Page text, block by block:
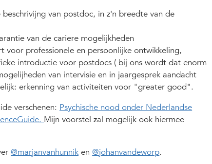
van postdoc, in z'n breedte van de
van de cariere mogelijkheden
voor professionele en persoonlijke ontwikkeling,
introductie voor postdocs ( bij ons wordt dat enorm
van intervisie en in jaargesprek aandacht
erkenning van activiteiten voor "greater good".
verschenen: Psychische nood onder Nederlandse
Mijn voorstel zal mogelijk ook hiermee
@marjanvanhunnik en@johanvandeworp.